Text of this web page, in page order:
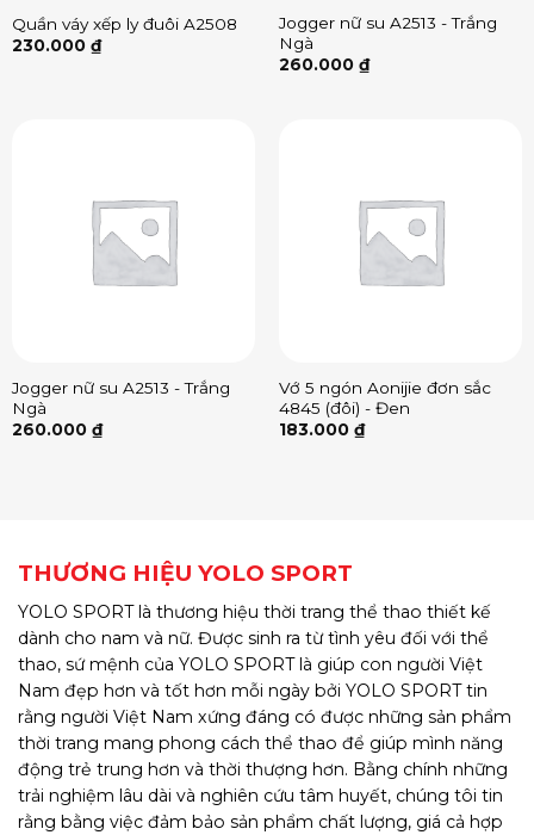
Quần váy xếp ly đuôi A2508
230.000 ₫
Jogger nữ su A2513 - Trắng
Ngà
260.000 ₫
Jogger nữ su A2513 - Trắng
Ngà
260.000 ₫
Vớ 5 ngón Aonijie đơn sắc
4845 (đôi) - Đen
183.000 ₫
THƯƠNG HIỆU YOLO SPORT
YOLO SPORT là thương hiệu thời trang thể thao thiết kế
dành cho nam và nữ. Được sinh ra từ tình yêu đối với thể
thao, sứ mệnh của YOLO SPORT là giúp con người Việt
Nam đẹp hơn và tốt hơn mỗi ngày bởi YOLO SPORT tin
rằng người Việt Nam xứng đáng có được những sản phẩm
thời trang mang phong cách thể thao để giúp mình năng
động trẻ trung hơn và thời thượng hơn. Bằng chính những
trải nghiệm lâu dài và nghiên cứu tâm huyết, chúng tôi tin
rằng bằng việc đảm bảo sản phẩm chất lượng, giá cả hợp